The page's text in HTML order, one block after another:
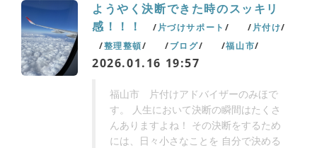
ようやく決断できた時のスッキリ
感！！！
片づけサポート
片付け
整理整頓
ブログ 福山市
2026.01.16 19:57
福山市 片付けアドバイザーのみほで
す。 人生において決断の瞬間はたくさ
んありますよね！ その決断をするため
には、日々小さなことを 自分で決める